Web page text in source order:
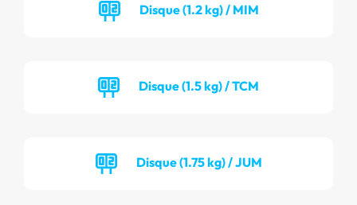
Disque (1.2 kg) / MIM
Disque (1.5 kg) / TCM
Disque (1.75 kg) / JUM